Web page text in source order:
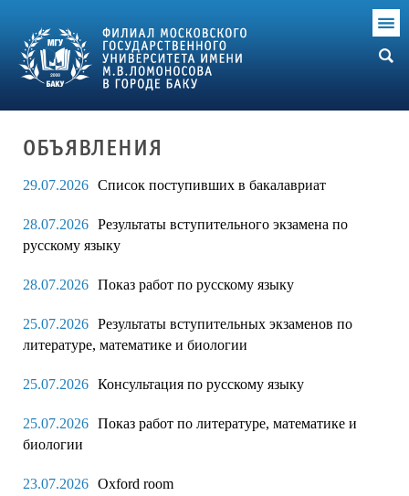
ОБЪЯВЛЕНИЯ
29.07.2026 Список поступивших в бакалавриат
28.07.2026 Результаты вступительного экзамена по
русскому языку
28.07.2026 Показ работ по русскому языку
25.07.2026 Результаты вступительных экзаменов по
литературе, математике и биологии
25.07.2026 Консультация по русскому языку
25.07.2026 Показ работ по литературе, математике и
биологии
23.07.2026 Oxford room